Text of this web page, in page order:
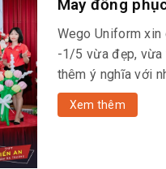
May đồng
Wego Uniform
-1/5 vừa đẹp, vừa
thêm ý nghĩa với
Xem thêm